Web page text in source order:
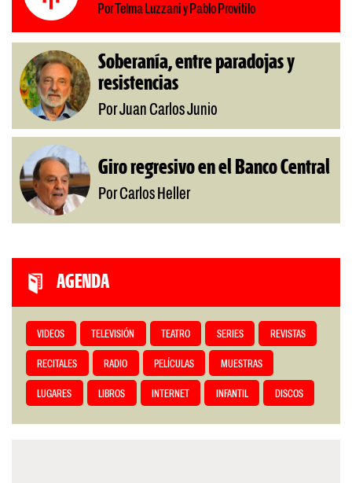
Por Telma Luzzani y Pablo Provitilo
Soberanía, entre paradojas y
resistencias
Por Juan Carlos Junio
Giro regresivo en el Banco Central
Por Carlos Heller
AGENDA
VIDEOS TELEVISIÓN TEATRO SERIES REVISTAS
RECITALES RADIO PELÍCULAS MUESTRAS
LUGARES LIBROS INTERNET INFANTIL DISCOS